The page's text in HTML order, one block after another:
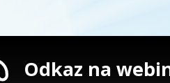
Odkaz na